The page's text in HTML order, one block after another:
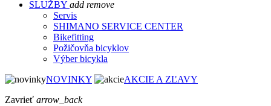
SLUŽBY add remove
Servis
SHIMANO SERVICE CENTER
Bikefitting
Požičovňa bicyklov
Výber bicykla
NOVINKY
AKCIE A ZĽAVY
Zavrieť arrow_back